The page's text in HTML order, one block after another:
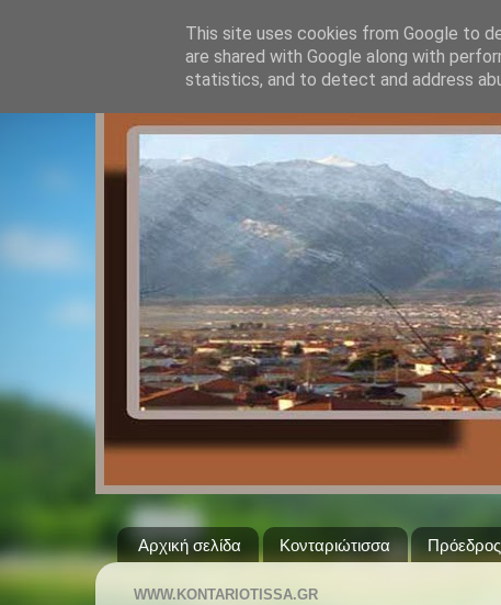
Αρχική σελίδα Κονταριώτισσα
WWW.KONTARIOTISSA.GR
This site uses cookies from Google to
are shared with Google along with
statistics, and to detect and address